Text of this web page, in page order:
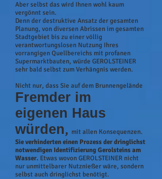
Aber selbst das wird Ihnen wohl kaum
vergönnt sein.
Denn der destruktive Ansatz der gesamten
Planung, von diversen Abrissen im gesamten
Stadtgebiet bis zu einer völlig
verantwortungslosen Nutzung Ihres
vorrangigen Quellbereichs mit profanen
Supermarktbauten, würde GEROLSTEINER
sehr bald selbst zum Verhängnis werden.
Nicht nur, dass Sie auf dem Brunnengelände
Fremder im
eigenen Haus
würden, mit allen Konsequenzen.
Sie verhinderten einen Prozess der dringlichst
notwendigen Identifizierung Gerolsteins am
Wasser. Etwas wovon GEROLSTEINER nicht
nur unmittelbarer Nutznießer wäre, sondern
selbst auch dringlichst benötigt.